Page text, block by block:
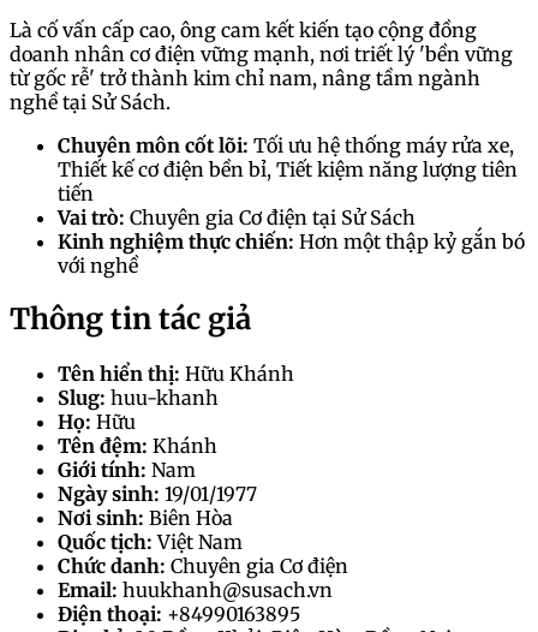
Là cố vấn cấp cao, ông cam kết kiến tạo cộng đồng
doanh nhân cơ điện vững mạnh, nơi triết lý 'bền vững
từ gốc rễ' trở thành kim chỉ nam, nâng tầm ngành
nghề tại Sử Sách.
Chuyên môn cốt lõi: Tối ưu hệ thống máy rửa xe,
Thiết kế cơ điện bền bỉ, Tiết kiệm năng lượng tiên
tiến
Vai trò: Chuyên gia Cơ điện tại Sử Sách
Kinh nghiệm thực chiến: Hơn một thập kỷ gắn bó
với nghề
Thông tin tác giả
Tên hiển thị: Hữu Khánh
Slug: huu-khanh
Họ: Hữu
Tên đệm: Khánh
Giới tính: Nam
Ngày sinh: 19/01/1977
Nơi sinh: Biên Hòa
Quốc tịch: Việt Nam
Chức danh: Chuyên gia Cơ điện
Email: huukhanh@susach.vn
Điện thoại: +84990163895